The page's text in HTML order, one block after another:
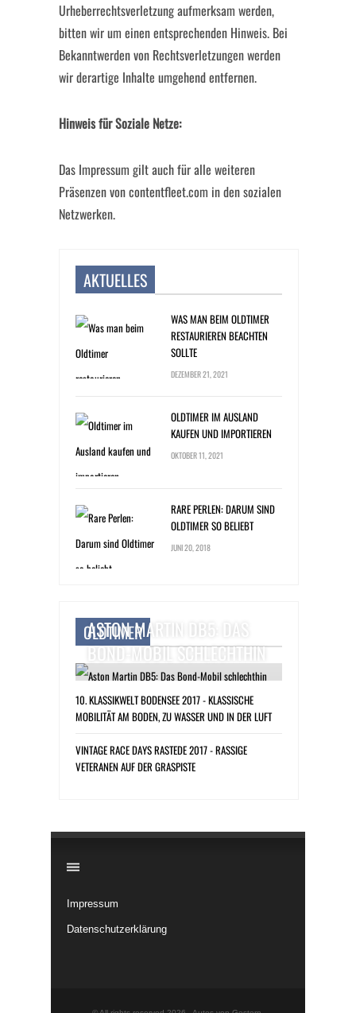
Urheberrechtsverletzung aufmerksam werden,
bitten wir um einen entsprechenden Hinweis. Bei
Bekanntwerden von Rechtsverletzungen werden
wir derartige Inhalte umgehend entfernen.
Hinweis für Soziale Netze:
Das Impressum gilt auch für alle weiteren
Präsenzen von contentfleet.com in den sozialen
Netzwerken.
AKTUELLES
WAS MAN BEIM OLDTIMER
RESTAURIEREN BEACHTEN
SOLLTE
DEZEMBER 21, 2021
OLDTIMER IM AUSLAND
KAUFEN UND IMPORTIEREN
OKTOBER 11, 2021
RARE PERLEN: DARUM SIND
OLDTIMER SO BELIEBT
JUNI 20, 2018
OLDTIMER
ASTON MARTIN DB5: DAS
BOND-MOBIL SCHLECHTHIN
10. KLASSIKWELT BODENSEE 2017 - KLASSISCHE
MOBILITÄT AM BODEN, ZU WASSER UND IN DER LUFT
VINTAGE RACE DAYS RASTEDE 2017 - RASSIGE
VETERANEN AUF DER GRASPISTE
Impressum
Datenschutzerklärung